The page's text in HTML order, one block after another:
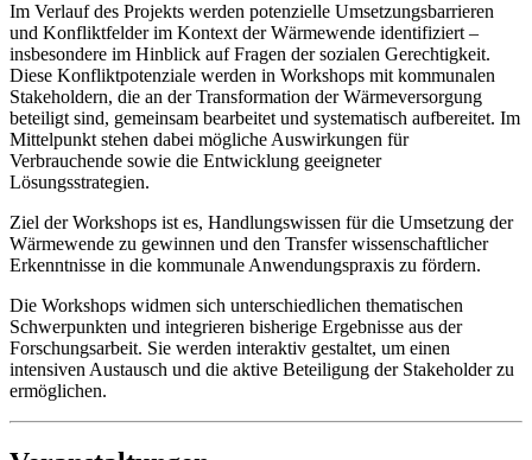
Im Verlauf des Projekts werden potenzielle Umsetzungsbarrieren
und Konfliktfelder im Kontext der Wärmewende identifiziert –
insbesondere im Hinblick auf Fragen der sozialen Gerechtigkeit.
Diese Konfliktpotenziale werden in Workshops mit kommunalen
Stakeholdern, die an der Transformation der Wärmeversorgung
beteiligt sind, gemeinsam bearbeitet und systematisch aufbereitet. Im
Mittelpunkt stehen dabei mögliche Auswirkungen für
Verbrauchende sowie die Entwicklung geeigneter
Lösungsstrategien.
Ziel der Workshops ist es, Handlungswissen für die Umsetzung der
Wärmewende zu gewinnen und den Transfer wissenschaftlicher
Erkenntnisse in die kommunale Anwendungspraxis zu fördern.
Die Workshops widmen sich unterschiedlichen thematischen
Schwerpunkten und integrieren bisherige Ergebnisse aus der
Forschungsarbeit. Sie werden interaktiv gestaltet, um einen
intensiven Austausch und die aktive Beteiligung der Stakeholder zu
ermöglichen.